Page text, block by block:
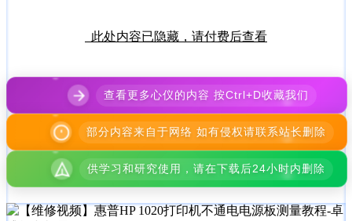
此处内容已隐藏，请付费后查看
查看更多心仪的内容 按Ctrl+D收藏我们
部分内容来自于网络 如有侵权请联系站长删除
供学习和研究使用，请在下载后24小时内删除